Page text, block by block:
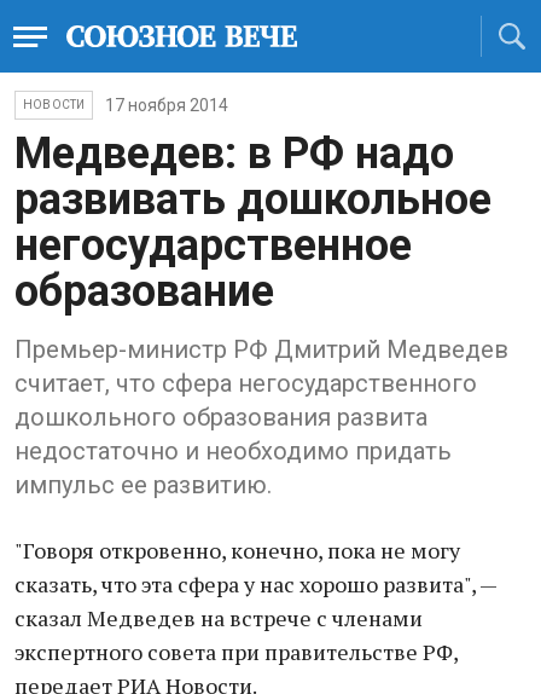
НОВОСТИ 17 ноября 2014
Медведев: в РФ надо
развивать дошкольное
негосударственное
образование
Премьер-министр РФ Дмитрий Медведев
считает, что сфера негосударственного
дошкольного образования развита
недостаточно и необходимо придать
импульс ее развитию.
"Говоря откровенно, конечно, пока не могу
сказать, что эта сфера у нас хорошо развита", —
сказал Медведев на встрече с членами
экспертного совета при правительстве РФ,
передает РИА Новости.